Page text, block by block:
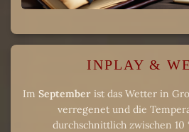
INPLAY &
Im September ist das Wetter in
verregenet und die
durchschnittlich zwischen 10